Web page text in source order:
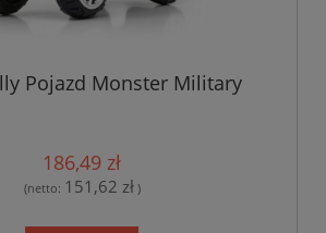
Pojazd Monster Military
186,49 zł
(netto: 151,62 zł)